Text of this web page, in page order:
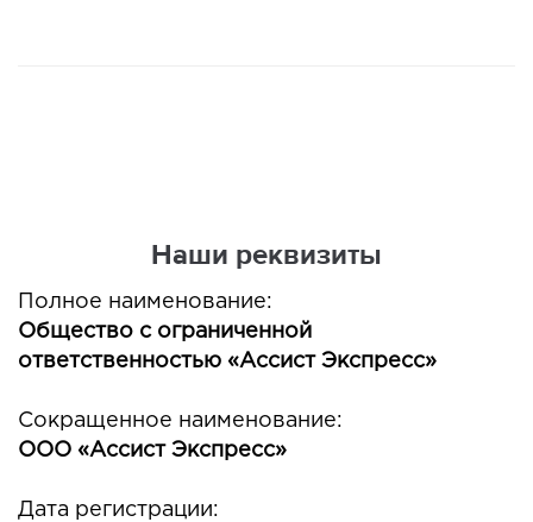
Наши реквизиты
Полное наименование:
Общество с ограниченной
ответственностью «Ассист Экспресс»
Сокращенное наименование:
ООО «Ассист Экспресс»
Дата регистрации: